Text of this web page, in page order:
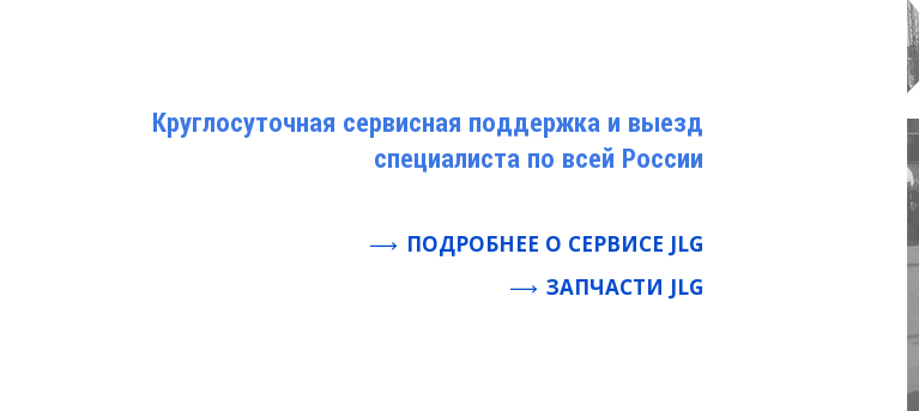
Круглосуточная сервисная поддержка и выезд
специалиста по всей России
ПОДРОБНЕЕ О СЕРВИСЕ JLG
ЗАПЧАСТИ JLG